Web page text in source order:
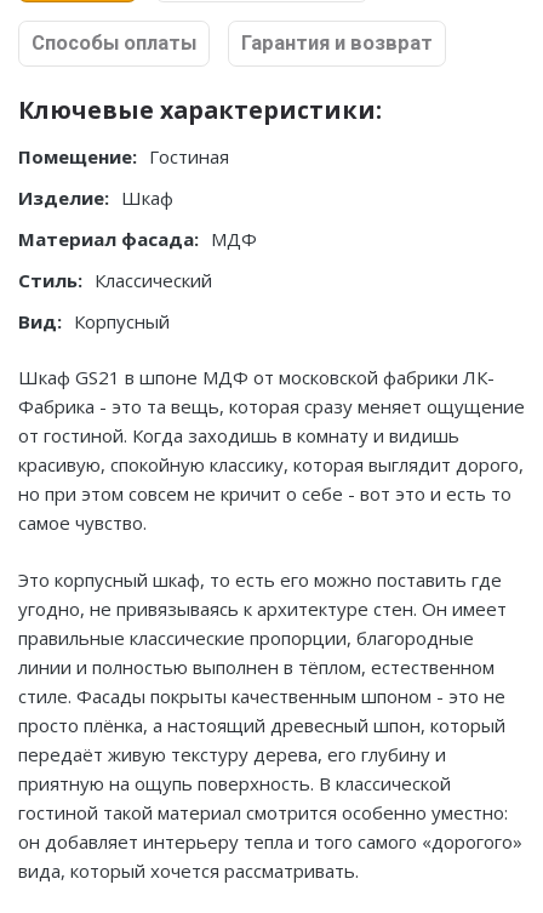
Способы оплаты Гарантия и возврат
Ключевые характеристики:
Помещение: Гостиная
Изделие: Шкаф
Материал фасада: МДФ
Стиль: Классический
Вид: Корпусный
Шкаф GS21 в шпоне МДФ от московской фабрики ЛК-
Фабрика - это та вещь, которая сразу меняет ощущение
от гостиной. Когда заходишь в комнату и видишь
красивую, спокойную классику, которая выглядит дорого,
но при этом совсем не кричит о себе - вот это и есть то
самое чувство.
Это корпусный шкаф, то есть его можно поставить где
угодно, не привязываясь к архитектуре стен. Он имеет
правильные классические пропорции, благородные
линии и полностью выполнен в тёплом, естественном
стиле. Фасады покрыты качественным шпоном - это не
просто плёнка, а настоящий древесный шпон, который
передаёт живую текстуру дерева, его глубину и
приятную на ощупь поверхность. В классической
гостиной такой материал смотрится особенно уместно:
он добавляет интерьеру тепла и того самого «дорогого»
вида, который хочется рассматривать.